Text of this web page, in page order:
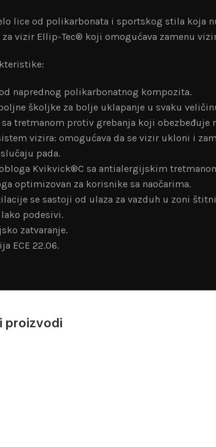
lice od polikarbonata i sportskog stila koja
za vizir Ellip-Tec® koji omogućava zamenu
naprednog polikarbonatnog kompozita.
školjke za bolje uklapanje u svaku
sa tretmanom protiv grebanja koji
vizira: omogućava da se vizir ukloni i
pada.
Kvikvick®C sa antialergijskim
optimizovan za korisnike sa naočarima.
se sastoji od ulaza za vazduh u zoni
podesivi.
zatvaranje.
ECE 22.06.
proizvodi